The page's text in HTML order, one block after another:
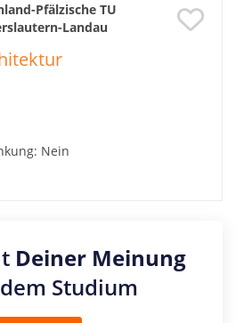
Pfälzische TU
Landau
Nein
Deiner Meinung
Studium